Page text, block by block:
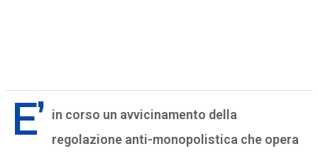
E’ in corso un avvicinamento della
regolazione anti-monopolistica che opera